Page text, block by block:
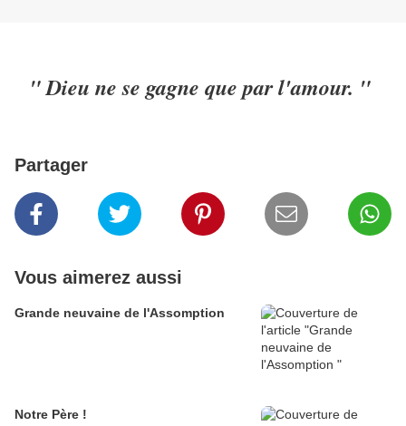
" Dieu ne se gagne que par l'amour. "
Partager
Vous aimerez aussi
Grande neuvaine de l'Assomption
Notre Père !